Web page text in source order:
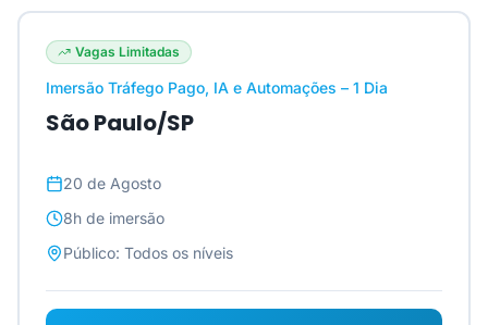
Vagas Limitadas
Imersão Tráfego Pago, IA e Automações – 1 Dia
São Paulo/SP
20 de Agosto
8h de imersão
Público: Todos os níveis